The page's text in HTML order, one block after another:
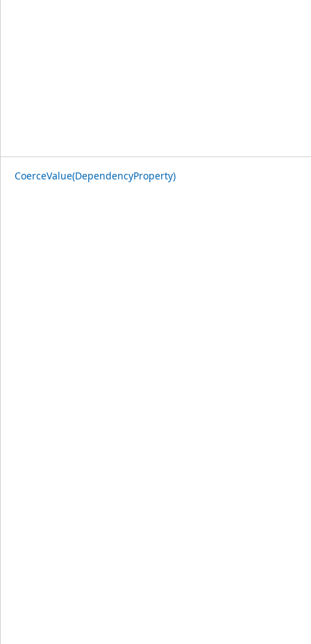
CoerceValue(DependencyProperty)